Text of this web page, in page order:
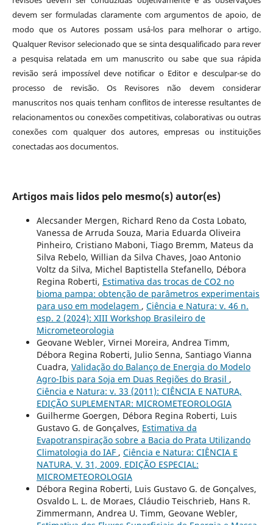
devem ser formuladas claramente com argumentos de apoio, de
modo que os Autores possam usá-los para melhorar o artigo.
Qualquer Revisor selecionado que se sinta desqualificado para rever
a pesquisa relatada em um manuscrito ou sabe que sua rápida
revisão será impossível deve notificar o Editor e desculpar-se do
processo de revisão. Os Revisores não devem considerar
manuscritos nos quais tenham conflitos de interesse resultantes de
relacionamentos ou conexões competitivas, colaborativas ou outras
conexões com qualquer dos autores, empresas ou instituições
conectadas aos documentos.
Artigos mais lidos pelo mesmo(s) autor(es)
Alecsander Mergen, Richard Reno da Costa Lobato,
Vanessa de Arruda Souza, Maria Eduarda Oliveira
Pinheiro, Cristiano Maboni, Tiago Bremm, Mateus da
Silva Rebelo, Willian da Silva Chaves, Joao Antonio
Voltz da Silva, Michel Baptistella Stefanello, Débora
Regina Roberti, Estimativa das trocas de CO2 no
bioma pampa: obtenção de parâmetros experimentais
para uso em modelagem , Ciência e Natura: v. 46 n.
esp. 2 (2024): XIII Workshop Brasileiro de
Micrometeorologia
Geovane Webler, Virnei Moreira, Andrea Timm,
Débora Regina Roberti, Julio Senna, Santiago Vianna
Cuadra, Validação do Balanço de Energia do Modelo
Agro-Ibis para Soja em Duas Regiões do Brasil ,
Ciência e Natura: v. 33 (2011): CIÊNCIA E NATURA,
EDIÇÃO SUPLEMENTAR: MICROMETEOROLOGIA
Guilherme Goergen, Débora Regina Roberti, Luis
Gustavo G. de Gonçalves, Estimativa da
Evapotranspiração sobre a Bacia do Prata Utilizando
Climatologia do IAF , Ciência e Natura: CIÊNCIA E
NATURA, V. 31, 2009, EDIÇÃO ESPECIAL:
MICROMETEOROLOGIA
Débora Regina Roberti, Luis Gustavo G. de Gonçalves,
Osvaldo L. L. de Moraes, Cláudio Teischrieb, Hans R.
Zimmermann, Andrea U. Timm, Geovane Webler,